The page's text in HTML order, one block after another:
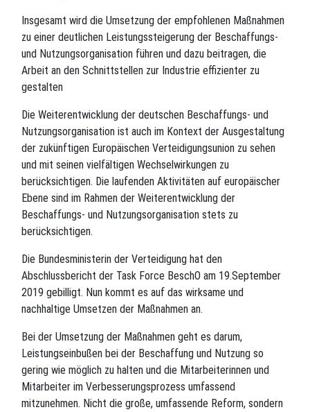
Insgesamt wird die Umsetzung der empfohlenen Maßnahmen
zu einer deutlichen Leistungssteigerung der Beschaffungs-
und Nutzungsorganisation führen und dazu beitragen, die
Arbeit an den Schnittstellen zur Industrie effizienter zu
gestalten
Die Weiterentwicklung der deutschen Beschaffungs- und
Nutzungsorganisation ist auch im Kontext der Ausgestaltung
der zukünftigen Europäischen Verteidigungsunion zu sehen
und mit seinen vielfältigen Wechselwirkungen zu
berücksichtigen. Die laufenden Aktivitäten auf europäischer
Ebene sind im Rahmen der Weiterentwicklung der
Beschaffungs- und Nutzungsorganisation stets zu
berücksichtigen.
Die Bundesministerin der Verteidigung hat den
Abschlussbericht der Task Force BeschO am 19.September
2019 gebilligt. Nun kommt es auf das wirksame und
nachhaltige Umsetzen der Maßnahmen an.
Bei der Umsetzung der Maßnahmen geht es darum,
Leistungseinbußen bei der Beschaffung und Nutzung so
gering wie möglich zu halten und die Mitarbeiterinnen und
Mitarbeiter im Verbesserungsprozess umfassend
mitzunehmen. Nicht die große, umfassende Reform, sondern